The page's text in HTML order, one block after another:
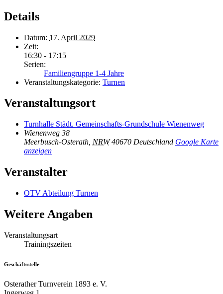
Details
Datum: 17. April 2029
Zeit:
16:30 - 17:15
Serien:
Familiengruppe 1-4 Jahre
Veranstaltungskategorie: Turnen
Veranstaltungsort
Turnhalle Städt. Gemeinschafts-Grundschule Wienenweg
Wienenweg 38
Meerbusch-Osterath NRW 40670 Deutschland Google Karte
anzeigen
Veranstalter
OTV Abteilung Turnen
Weitere Angaben
Veranstaltungsart
Trainingszeiten
Geschäftsstelle
Osterather Turnverein 1893 e. V.